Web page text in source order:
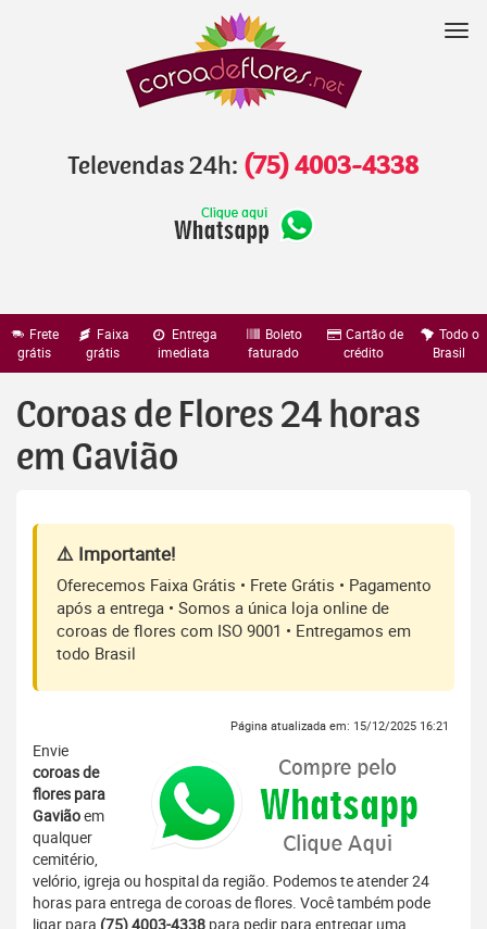
Televendas 24h: (75) 4003-4338
Frete
grátis
Faixa
grátis
Entrega
imediata
Boleto
faturado
Cartão de
crédito
Todo o
Brasil
Coroas de Flores 24 horas
em Gavião
⚠️ Importante!
Oferecemos Faixa Grátis • Frete Grátis • Pagamento
após a entrega • Somos a única loja online de
coroas de flores com ISO 9001 • Entregamos em
todo Brasil
Página atualizada em: 15/12/2025 16:21
Envie
coroas de
flores para
Gaviãoem
qualquer
cemitério,
velório, igreja ou hospital da região. Podemos te atender 24
horas para entrega de coroas de flores. Você também pode
ligar para (75) 4003-4338 para pedir para entregar uma